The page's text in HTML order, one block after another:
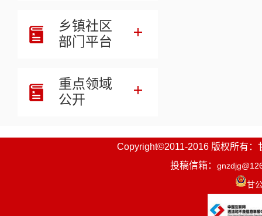
乡镇社区
部门平台
重点领域
公开
Copyright©2011-2016 版权所有：
投稿信箱：
甘